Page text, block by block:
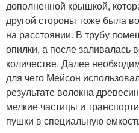
дополненной крышкой,
другой стороны тоже была
на расстоянии. В трубу
опилки, а после заливалась
количестве. Далее
для чего Мейсон
результате волокна
мелкие частицы и
пушки в специальную